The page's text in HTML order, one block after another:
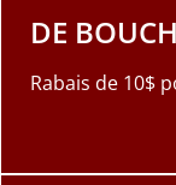
DE
Rabais de 10$